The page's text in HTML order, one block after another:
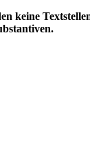
keine